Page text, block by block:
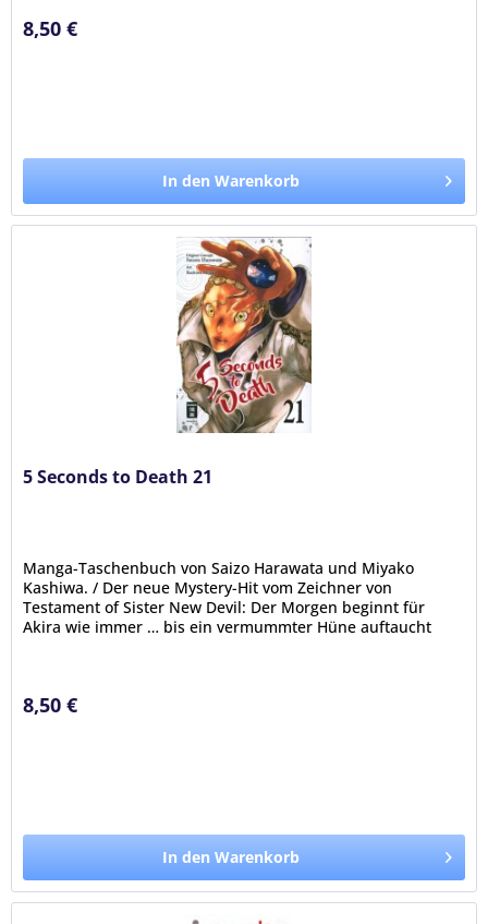
8,50 €
In den Warenkorb
5 Seconds to Death 21
Manga-Taschenbuch von Saizo Harawata und Miyako
Kashiwa. / Der neue Mystery-Hit vom Zeichner von
Testament of Sister New Devil: Der Morgen beginnt für
Akira wie immer … bis ein vermummter Hüne auftaucht
8,50 €
In den Warenkorb